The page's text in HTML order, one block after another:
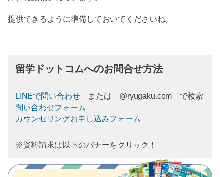
提供できるように準備しておいてくださいね。
留学ドットコムへのお問合せ方法
LINEで問い合わせ または @ryugaku.com で検索
問い合わせフォーム
カウンセリングお申し込みフォーム
※資料請求は以下のバナーをクリック！